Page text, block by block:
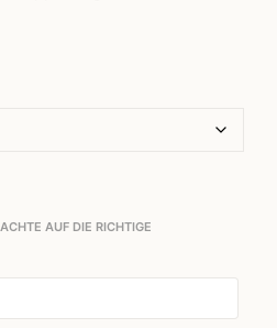
ACHTE AUF DIE RICHTIGE